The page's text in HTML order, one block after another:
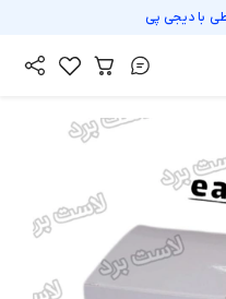
بادیجی پی